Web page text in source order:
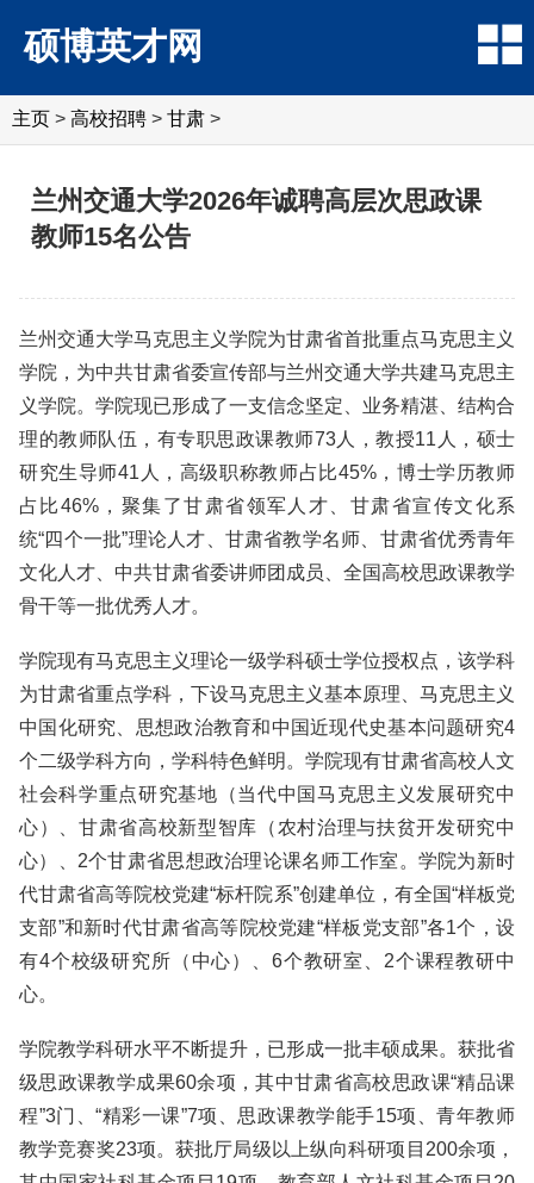
硕博英才网
主页 > 高校招聘 > 甘肃 >
兰州交通大学2026年诚聘高层次思政课
教师15名公告
兰州交通大学马克思主义学院为甘肃省首批重点马克思主义
学院，为中共甘肃省委宣传部与兰州交通大学共建马克思主
义学院。学院现已形成了一支信念坚定、业务精湛、结构合
理的教师队伍，有专职思政课教师73人，教授11人，硕士
研究生导师41人，高级职称教师占比45%，博士学历教师
占比46%，聚集了甘肃省领军人才、甘肃省宣传文化系
统“四个一批”理论人才、甘肃省教学名师、甘肃省优秀青年
文化人才、中共甘肃省委讲师团成员、全国高校思政课教学
骨干等一批优秀人才。
学院现有马克思主义理论一级学科硕士学位授权点，该学科
为甘肃省重点学科，下设马克思主义基本原理、马克思主义
中国化研究、思想政治教育和中国近现代史基本问题研究4
个二级学科方向，学科特色鲜明。学院现有甘肃省高校人文
社会科学重点研究基地（当代中国马克思主义发展研究中
心）、甘肃省高校新型智库（农村治理与扶贫开发研究中
心）、2个甘肃省思想政治理论课名师工作室。学院为新时
代甘肃省高等院校党建“标杆院系”创建单位，有全国“样板党
支部”和新时代甘肃省高等院校党建“样板党支部”各1个，设
有4个校级研究所（中心）、6个教研室、2个课程教研中
心。
学院教学科研水平不断提升，已形成一批丰硕成果。获批省
级思政课教学成果60余项，其中甘肃省高校思政课“精品课
程”3门、“精彩一课”7项、思政课教学能手15项、青年教师
教学竞赛奖23项。获批厅局级以上纵向科研项目200余项，